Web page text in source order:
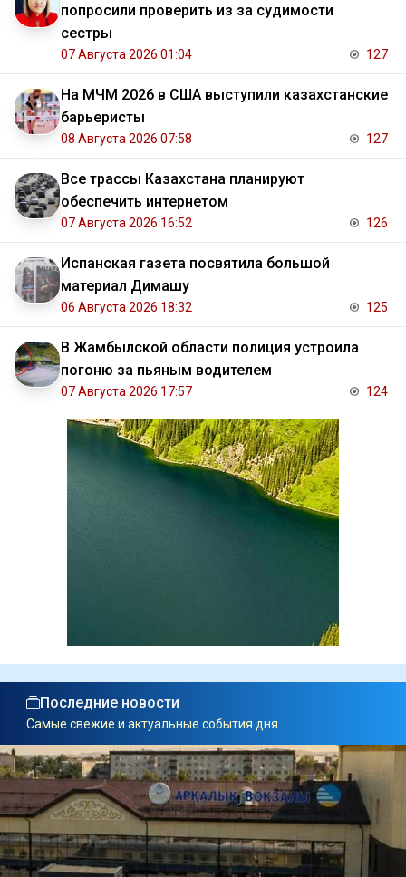
попросили проверить из за судимости
сестры
07 Августа 2026 01:04 127
На МЧМ 2026 в США выступили казахстанские
барьеристы
08 Августа 2026 07:58 127
Все трассы Казахстана планируют
обеспечить интернетом
07 Августа 2026 16:52 126
Испанская газета посвятила большой
материал Димашу
06 Августа 2026 18:32 125
В Жамбылской области полиция устроила
погоню за пьяным водителем
07 Августа 2026 17:57 124
Последние новости
Самые свежие и актуальные события дня